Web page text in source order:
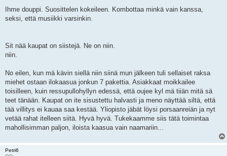
Ihme douppi. Suosittelen kokeileen. Kombottaa minkä vain kanssa,
seksi, että musiikki varsinkin.
Sit nää kaupat on siistejä. Ne on niin.
niin.
No eilen, kun mä kävin siellä niin siinä mun jälkeen tuli sellaiset raksa
miehet ostaan ilokaasua jonkun 7 pakettia. Asiakkaat moikkailee
toisilleen, kuin ressupullohyllyn edessä, että oujee kyl mä tiiän mitä sä
teet tänään. Kaupat on ite sisustettu halvasti ja meno näyttää siltä, että
tää villitys ei kauaa saa kestää. Yliopisto jäbät löysi porsaanreiän ja nyt
vetää rahat itelleen siitä. Hyvä hyvä. Tukekaamme siis tätä toimintaa
mahollisimman paljon, iloista kaasua vain naamariin...
Petri6